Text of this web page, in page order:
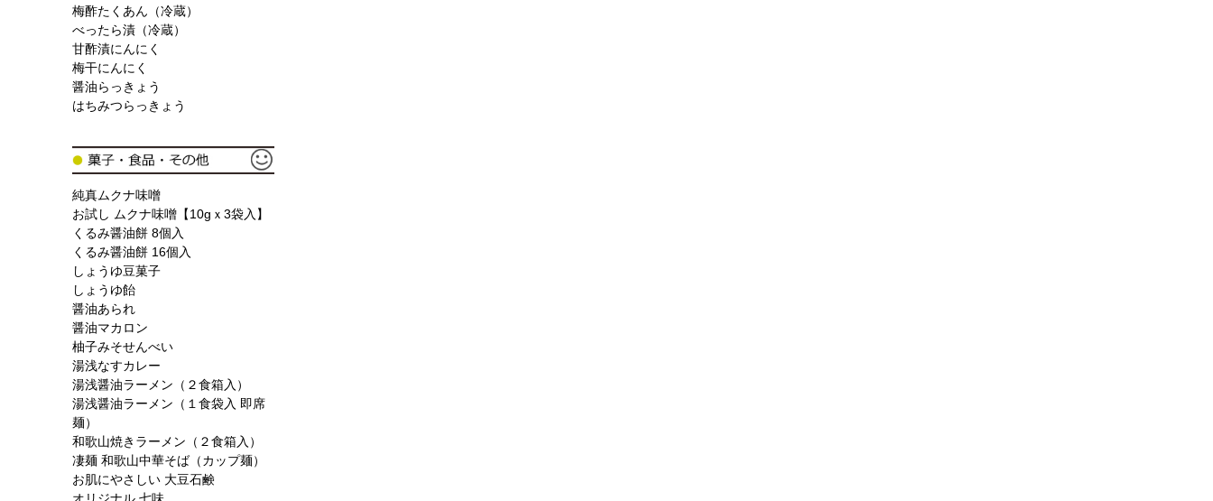
梅酢たくあん（冷蔵）
べったら漬（冷蔵）
甘酢漬にんにく
梅干にんにく
醤油らっきょう
はちみつらっきょう
純真ムクナ味噌
お試し ムクナ味噌【10gｘ3袋入】
くるみ醤油餅 8個入
くるみ醤油餅 16個入
しょうゆ豆菓子
しょうゆ飴
醤油あられ
醤油マカロン
柚子みそせんべい
湯浅なすカレー
湯浅醤油ラーメン（２食箱入）
湯浅醤油ラーメン（１食袋入 即席
麺）
和歌山焼きラーメン（２食箱入）
凄麺 和歌山中華そば（カップ麺）
お肌にやさしい 大豆石鹸